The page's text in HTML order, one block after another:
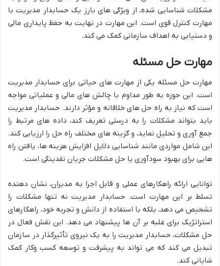
مشکلات شناسایی شده، از ویژگی های بارز یک حسابدار مدیریت با
مهارت کنترل قوی است. این مهارت در نهایت به حفظ پایداری مالی
و دستیابی به اهداف سازمانی کمک می کند.
مهارت حل مسئله
مهارت حل مسئله یکی از مهارت های حیاتی برای حسابدار مدیریت
است. این حوزه به طور مداوم با چالش های مالی و عملیاتی مواجه
است که نیاز به راه حل های خلاقانه و مؤثر دارند. حسابدار مدیریت
باید بتواند مشکلات را به درستی تعریف کند، داده های مرتبط را
جمع آوری و تحلیل نماید، و گزینه های مختلف راه حل را ارزیابی کند.
این شامل مواردی مانند شناسایی دلایل افزایش هزینه ها، یافتن راه
هایی برای بهبود سودآوری یا حل مشکلات جریان نقدینگی است.
توانایی ارائه راهکارهای عملی و قابل اجرا به مدیران، نشان دهنده
تسلط بر این مهارت است. حسابدار مدیریت نه تنها مشکلات را
تشخیص می دهد، بلکه با استفاده از دانش و تجربه خود، راهکارهای
استراتژیک برای غلبه بر آن ها پیشنهاد می دهد. این نقش فعال در
حل مشکلات، حسابدار مدیریت را به یک نیروی تأثیرگذار در سازمان
تبدیل می کند که می تواند به پیشرفت و توسعه کسب وکار کمک
شایانی کند.